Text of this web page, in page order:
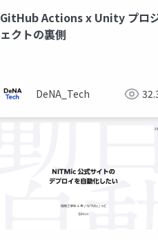
GitHub Actions x Unity プロ
ェクトの裏側
DeNA_Tech